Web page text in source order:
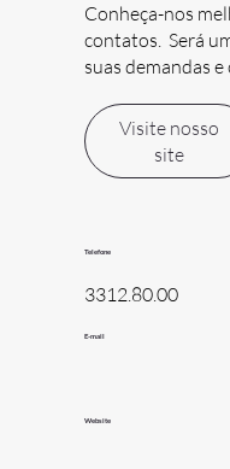
Conheça-nos
contatos. Será
suas demandas
Visite nosso
site
Telefone
3312.80.00
E-mail
Website